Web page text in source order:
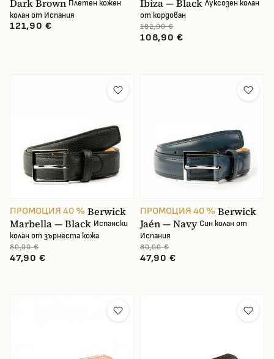
Dark Brown Плетен кожен
колан от Испания
121,90 €
Ibiza — Black Луксозен колан
от кордован
182,90 €
108,90 €
ПРОМОЦИЯ 40 % Berwick
Marbella — Black Испански
колан от зърнеста кожа
80,90 €
47,90 €
ПРОМОЦИЯ 40 % Berwick
Jaén — Navy Син колан от
Испания
80,90 €
47,90 €